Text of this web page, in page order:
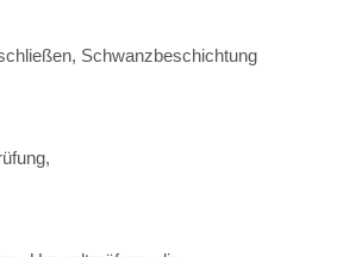
Schwanzbeschichtung